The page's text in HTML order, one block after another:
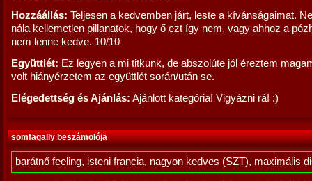
Hozzáállás: Teljesen a kedvemben járt, leste a kívánságaimat.
nála kellemetlen pillanatok, hogy ő ezt így nem, vagy ahhoz a
nem lenne kedve. 10/10
Együttlét: Ez legyen a mi titkunk, de abszolúte jól éreztem
volt hiányérzetem az együttlét során/után se.
Elégedettség és Ajánlás: Ajánlott kategória! Vigyázni rá! :)
somfagally beszámolója
barátnő feeling, isteni francia, nagyon kedves (SZT), maximális